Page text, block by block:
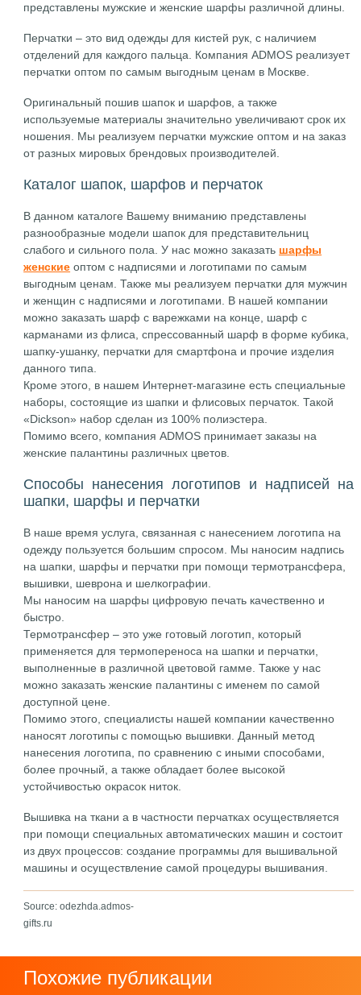
представлены мужские и женские шарфы различной длины.
Перчатки – это вид одежды для кистей рук, с наличием
отделений для каждого пальца. Компания ADMOS реализует
перчатки оптом по самым выгодным ценам в Москве.
Оригинальный пошив шапок и шарфов, а также
используемые материалы значительно увеличивают срок их
ношения. Мы реализуем перчатки мужские оптом и на заказ
от разных мировых брендовых производителей.
Каталог шапок, шарфов и перчаток
В данном каталоге Вашему вниманию представлены
разнообразные модели шапок для представительниц
слабого и сильного пола. У нас можно заказать шарфы
женские оптом с надписями и логотипами по самым
выгодным ценам. Также мы реализуем перчатки для мужчин
и женщин с надписями и логотипами. В нашей компании
можно заказать шарф с варежками на конце, шарф с
карманами из флиса, спрессованный шарф в форме кубика,
шапку-ушанку, перчатки для смартфона и прочие изделия
данного типа.
Кроме этого, в нашем Интернет-магазине есть специальные
наборы, состоящие из шапки и флисовых перчаток. Такой
«Dickson» набор сделан из 100% полиэстера.
Помимо всего, компания ADMOS принимает заказы на
женские палантины различных цветов.
Способы нанесения логотипов и надписей на
шапки, шарфы и перчатки
В наше время услуга, связанная с нанесением логотипа на
одежду пользуется большим спросом. Мы наносим надпись
на шапки, шарфы и перчатки при помощи термотрансфера,
вышивки, шеврона и шелкографии.
Мы наносим на шарфы цифровую печать качественно и
быстро.
Термотрансфер – это уже готовый логотип, который
применяется для термопереноса на шапки и перчатки,
выполненные в различной цветовой гамме. Также у нас
можно заказать женские палантины с именем по самой
доступной цене.
Помимо этого, специалисты нашей компании качественно
наносят логотипы с помощью вышивки. Данный метод
нанесения логотипа, по сравнению с иными способами,
более прочный, а также обладает более высокой
устойчивостью окрасок ниток.
Вышивка на ткани а в частности перчатках осуществляется
при помощи специальных автоматических машин и состоит
из двух процессов: создание программы для вышивальной
машины и осуществление самой процедуры вышивания.
Source: odezhda.admos-
gifts.ru
Похожие публикации